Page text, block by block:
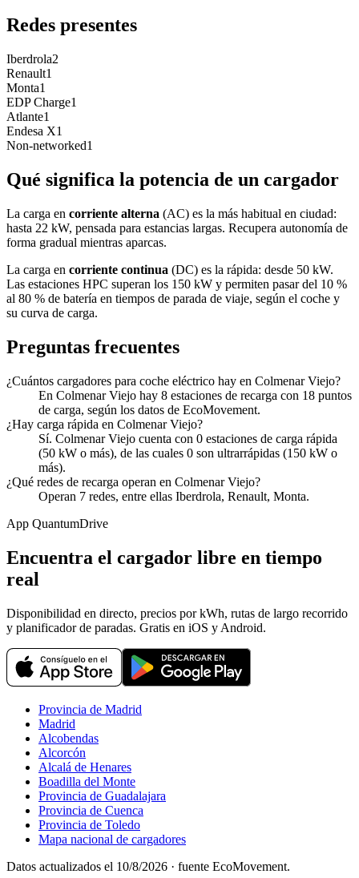
Redes presentes
Iberdrola2
Renault1
Monta1
EDP Charge1
Atlante1
Endesa X1
Non-networked1
Qué significa la potencia de un cargador
La carga en corriente alterna (AC) es la más habitual en ciudad:
hasta 22 kW, pensada para estancias largas. Recupera autonomía de
forma gradual mientras aparcas.
La carga en corriente continua (DC) es la rápida: desde 50 kW.
Las estaciones HPC superan los 150 kW y permiten pasar del 10 %
al 80 % de batería en tiempos de parada de viaje, según el coche y
su curva de carga.
Preguntas frecuentes
¿Cuántos cargadores para coche eléctrico hay en Colmenar Viejo?
En Colmenar Viejo hay 8 estaciones de recarga con 18 puntos
de carga, según los datos de EcoMovement.
¿Hay carga rápida en Colmenar Viejo?
Sí. Colmenar Viejo cuenta con 0 estaciones de carga rápida
(50 kW o más), de las cuales 0 son ultrarrápidas (150 kW o
más).
¿Qué redes de recarga operan en Colmenar Viejo?
Operan 7 redes, entre ellas Iberdrola, Renault, Monta.
App QuantumDrive
Encuentra el cargador libre en tiempo
real
Disponibilidad en directo, precios por kWh, rutas de largo recorrido
y planificador de paradas. Gratis en iOS y Android.
Provincia de Madrid
Madrid
Alcobendas
Alcorcón
Alcalá de Henares
Boadilla del Monte
Provincia de Guadalajara
Provincia de Cuenca
Provincia de Toledo
Mapa nacional de cargadores
Datos actualizados el 10/8/2026 · fuente EcoMovement.